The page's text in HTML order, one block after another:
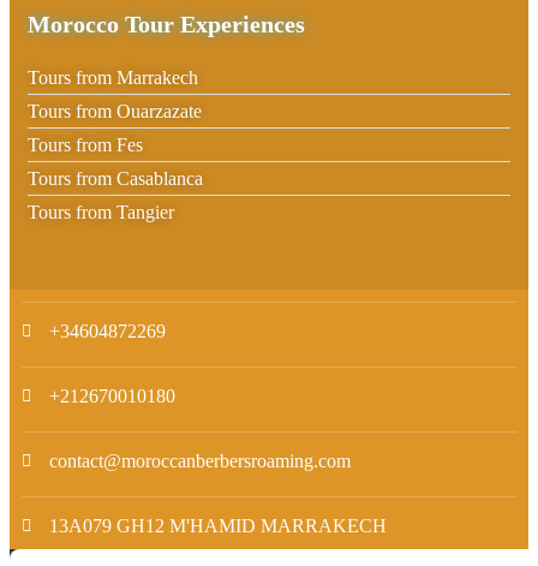
Morocco Tour Experiences
Tours from Marrakech
Tours from Ouarzazate
Tours from Fes
Tours from Casablanca
Tours from Tangier
+34604872269
+212670010180
contact@moroccanberbersroaming.com
13A079 GH12 M'HAMID MARRAKECH